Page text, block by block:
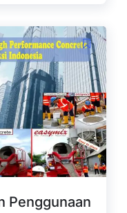
Penggunaan